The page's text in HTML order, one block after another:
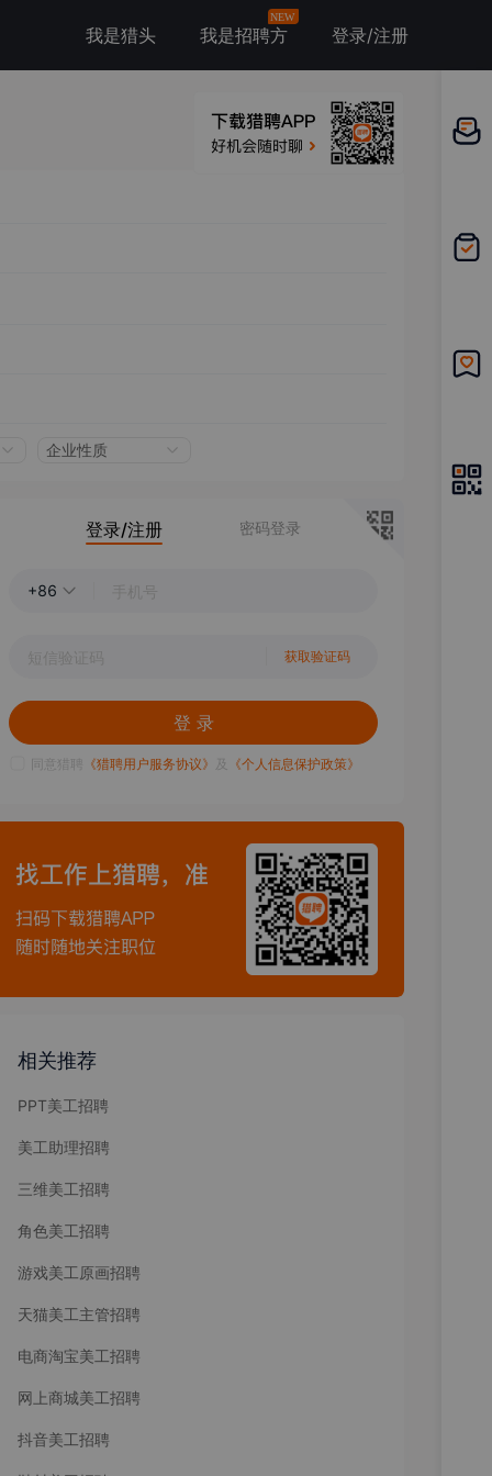
我是猎头 我是招聘方
NEW
登录/注册
企业性质
登录/注册 密码登录
+86
获取验证码
登 录
同意猎聘 《猎聘用户服务协议》 及 《个人信息保护政策》
相关推荐
PPT美工招聘
美工助理招聘
三维美工招聘
角色美工招聘
游戏美工原画招聘
天猫美工主管招聘
电商淘宝美工招聘
网上商城美工招聘
抖音美工招聘